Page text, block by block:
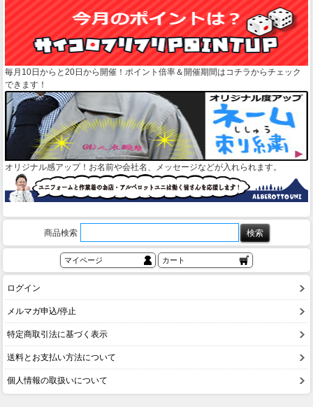
毎月10日からと20日から開催！ポイント倍率＆開催期間はコチラからチェック
できます！
オリジナル感アップ！お名前や会社名、メッセージなどが入れられます。
商品検索
マイページ カート
ログイン
メルマガ申込/停止
特定商取引法に基づく表示
送料とお支払い方法について
個人情報の取扱いについて